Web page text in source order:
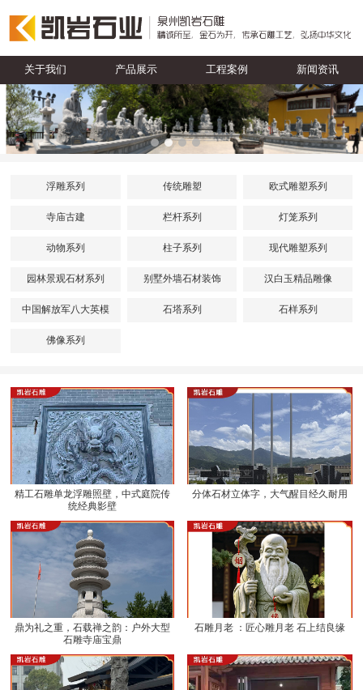
关于我们 产品展示 工程案例 新闻资讯
浮雕系列 传统雕塑 欧式雕塑系列
寺庙古建 栏杆系列 灯笼系列
动物系列 柱子系列 现代雕塑系列
园林景观石材系列 别墅外墙石材装饰 汉白玉精品雕像
中国解放军八大英模 石塔系列 石样系列
佛像系列
精工石雕单龙浮雕照壁，中式庭院传
统经典影壁
分体石材立体字，大气醒目经久耐用
鼎为礼之重，石载禅之韵：户外大型
石雕寺庙宝鼎
石雕月老 ：匠心雕月老 石上结良缘